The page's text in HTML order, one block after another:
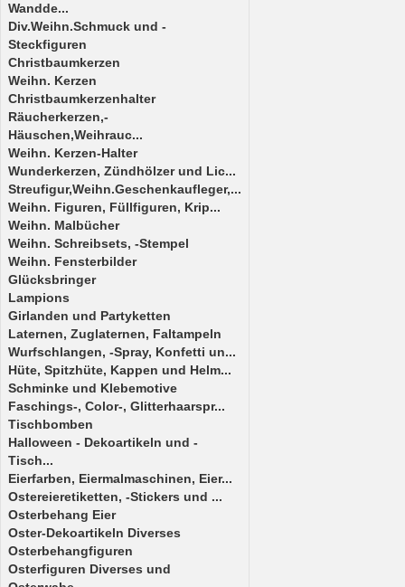
Wandde...
Div.Weihn.Schmuck und -
Steckfiguren
Christbaumkerzen
Weihn. Kerzen
Christbaumkerzenhalter
Räucherkerzen,-
Häuschen,Weihrauc...
Weihn. Kerzen-Halter
Wunderkerzen, Zündhölzer und Lic...
Streufigur,Weihn.Geschenkaufleger,...
Weihn. Figuren, Füllfiguren, Krip...
Weihn. Malbücher
Weihn. Schreibsets, -Stempel
Weihn. Fensterbilder
Glücksbringer
Lampions
Girlanden und Partyketten
Laternen, Zuglaternen, Faltampeln
Wurfschlangen, -Spray, Konfetti un...
Hüte, Spitzhüte, Kappen und Helm...
Schminke und Klebemotive
Faschings-, Color-, Glitterhaarspr...
Tischbomben
Halloween - Dekoartikeln und -
Tisch...
Eierfarben, Eiermalmaschinen, Eier...
Ostereieretiketten, -Stickers und ...
Osterbehang Eier
Oster-Dekoartikeln Diverses
Osterbehangfiguren
Osterfiguren Diverses und